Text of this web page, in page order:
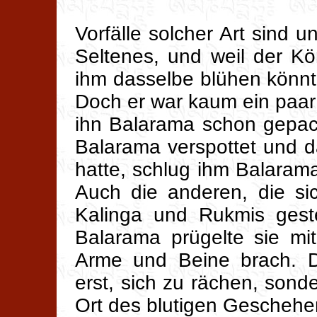
Vorfälle solcher Art sind
Seltenes, und weil der
ihm dasselbe blühen
Doch er war kaum ein
ihn Balarama schon
Balarama verspottet und
hatte, schlug ihm
Auch die anderen, die
Kalinga und Rukmis
Balarama prügelte sie
Arme und Beine brach.
erst, sich zu rächen,
Ort des blutigen